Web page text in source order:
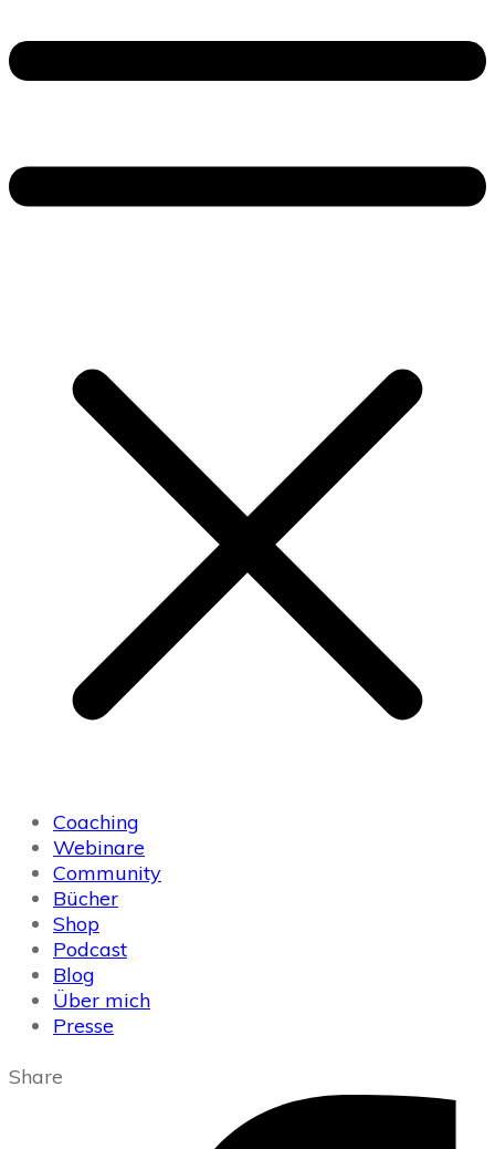
Coaching
Webinare
Community
Bücher
Shop
Podcast
Blog
Über mich
Presse
Share